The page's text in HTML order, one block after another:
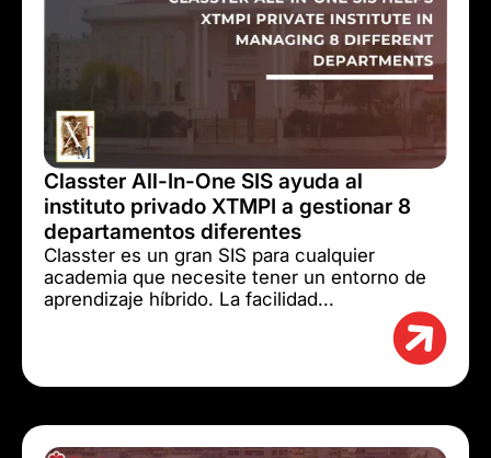
Classter All-In-One SIS ayuda al
instituto privado XTMPI a gestionar 8
departamentos diferentes
Classter es un gran SIS para cualquier
academia que necesite tener un entorno de
aprendizaje híbrido. La facilidad...